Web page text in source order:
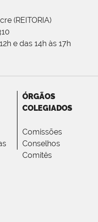
(REITORIA)
e das 14h às 17h
ÓRGÃOS
COLEGIADOS
Comissões
Conselhos
Comitês